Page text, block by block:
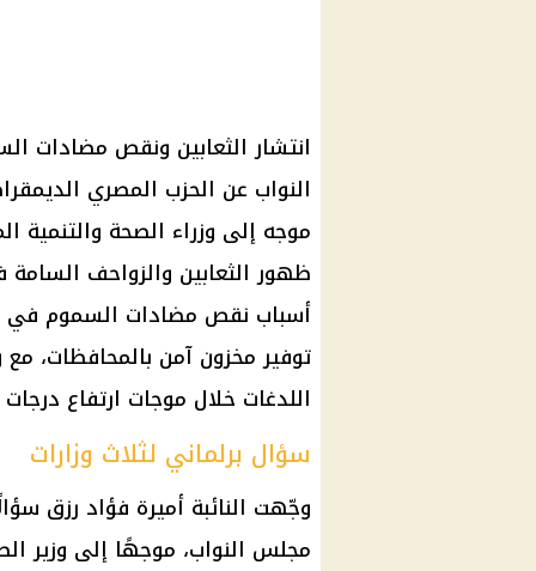
انتشار الثعابين ونقص مضادات
النواب عن الحزب المصري
موجه إلى وزراء الصحة والتنمية
ظهور الثعابين والزواحف
أسباب نقص مضادات السموم في
توفير مخزون آمن بالمحافظات،
اللدغات خلال موجات ارتفاع درجات
سؤال برلماني لثلاث وزارات
وجّهت النائبة أميرة فؤاد رزق
مجلس النواب، موجهًا إلى وزير